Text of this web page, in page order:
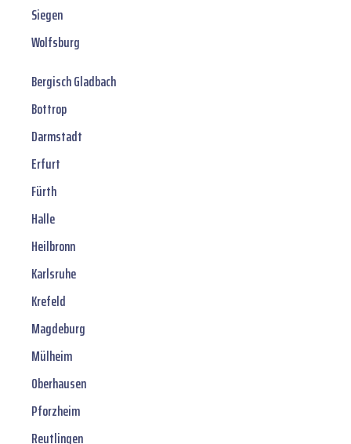
Siegen
Wolfsburg
Bergisch Gladbach
Bottrop
Darmstadt
Erfurt
Fürth
Halle
Heilbronn
Karlsruhe
Krefeld
Magdeburg
Mülheim
Oberhausen
Pforzheim
Reutlingen